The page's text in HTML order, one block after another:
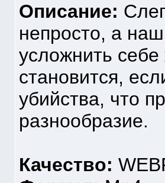
Описание:
непросто, а
усложнить
становится,
убийства, что
разнообразие.
Качество: